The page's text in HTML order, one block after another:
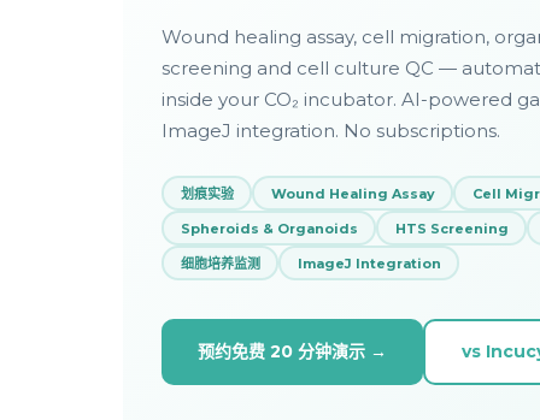
Wound healing assay, cell migration,
screening and cell culture QC —
inside your CO₂ incubator. AI-powered
ImageJ integration. No subscriptions.
划痕实验 Wound Healing Assay Cell
Spheroids & Organoids HTS Screening
细胞培养监测 ImageJ Integration
预约免费 20 分钟演示 → vs